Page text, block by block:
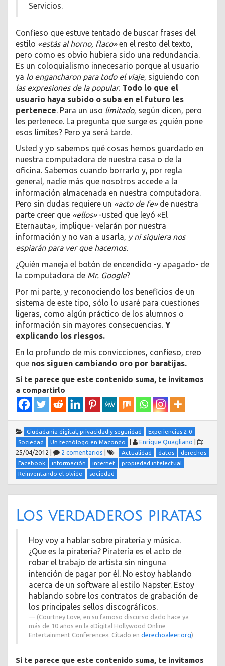
Servicios.
Confieso que estuve tentado de buscar frases del
estilo «estás al horno, flaco»en el resto del texto,
pero como es obvio hubiera sido una redundancia.
Es un coloquialismo innecesario porque al usuario
ya lo engancharon para todo el viaje, siguiendo con
las expresiones de la popular. Todo lo que el
usuario haya subido o suba en el futuro les
pertenece. Para un uso limitado, según dicen, pero
les pertenece. La pregunta que surge es ¿quién pone
esos límites? Pero ya será tarde.
Usted y yo sabemos qué cosas hemos guardado en
nuestra computadora de nuestra casa o de la
oficina. Sabemos cuando borrarlo y, por regla
general, nadie más que nosotros accede a la
información almacenada en nuestra computadora.
Pero sin dudas requiere un «acto de fe»de nuestra
parte creer que «ellos»-usted que leyó «El
Eternauta», implique- velarán por nuestra
información y no van a usarla, y ni siquiera nos
espiarán para ver que hacemos.
¿Quién maneja el botón de encendido -y apagado- de
la computadora de Mr. Google?
Por mi parte, y reconociendo los beneficios de un
sistema de este tipo, sólo lo usaré para cuestiones
ligeras, como algún práctico de los alumnos o
información sin mayores consecuencias. Y
explicando los riesgos.
En lo profundo de mis convicciones, confieso, creo
que nos siguen cambiando oro por baratijas.
Si te parece que este contenido suma, te invitamos
a compartirlo
Ciudadanía digital, privacidad y seguridad
Experiencias 2.0
Sociedad
Un tecnólogo en Macondo Enrique Quagliano
25/04/2012
2 comentarios Actualidad datos
derechos
Facebook
información internet
propiedad intelectual
Reinventando el olvido
sociedad
Los verdaderos piratas
Hoy voy a hablar sobre piratería y música.
¿Que es la piratería? Piratería es el acto de
robar el trabajo de artista sin ninguna
intención de pagar por él. No estoy hablando
acerca de un software al estilo Napster. Estoy
hablando sobre los contratos de grabación de
los principales sellos discográficos.
(Courtney Love, en su famoso discurso dado hace ya
más de 10 años en la «Digital Hollywood Online
Entertainment Conference». Citado en derechoaleer.org)
Si te parece que este contenido suma, te invitamos